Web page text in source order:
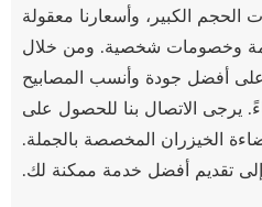
الكبير، وأسعارنا معقولة
وخصومات شخصية. ومن خلال
أفضل جودة وأنسب المصابيح
يرجى الاتصال بنا للحصول على
الخيزران المخصصة بالجملة.
تقديم أفضل خدمة ممكنة لك.